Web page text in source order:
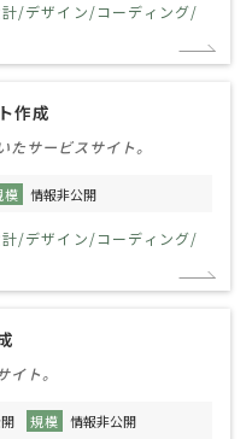
/デザイン/コーディング/
作成
サービスサイト。
模 情報非公開
/デザイン/コーディング/
ト。
規模 情報非公開